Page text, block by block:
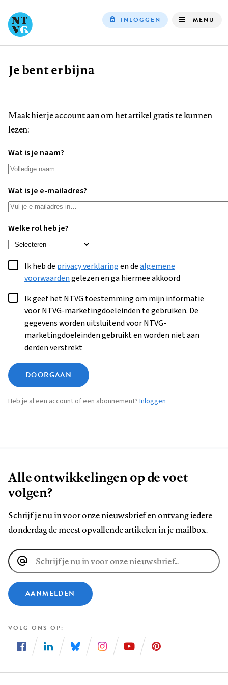
INLOGGEN MENU
Kruimelpad
Je bent er bijna
Maak hier je account aan om het artikel gratis te kunnen
lezen:
Wat is je naam?
Wat is je e-mailadres?
Welke rol heb je?
Ik heb de privacy verklaringen dealgemene
voorwaardengelezen en ga hiermee akkoord
Ik geef het NTVG toestemming om mijn informatie
voor NTVG-marketingdoeleinden te gebruiken. De
gegevens worden uitsluitend voor NTVG-
marketingdoeleinden gebruikt en worden niet aan
derden verstrekt
DOORGAAN
Heb je al een account of een abonnement? Inloggen
Alle ontwikkelingen op de voet
volgen?
Schrijf je nu in voor onze nieuwsbrief en ontvang iedere
donderdag de meest opvallende artikelen in je mailbox.
E-
mailadres
AANMELDEN
VOLG ONS OP
ons
ons
ons
ons
ons
ons